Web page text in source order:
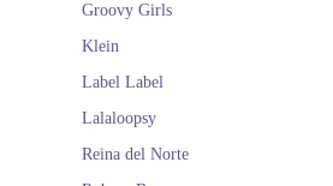
Groovy Girls
Klein
Label Label
Lalaloopsy
Reina del Norte